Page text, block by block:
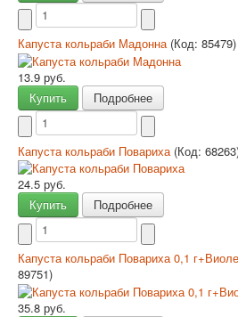
Капуста кольраби Мадонна (Код: 85479)
13.9 руб.
Купить
Подробнее
Капуста кольраби Повариха (Код: 68263
24.5 руб.
Купить
Подробнее
Капуста кольраби Повариха 0,1
89751)
35.8 руб.